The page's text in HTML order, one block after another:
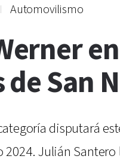
Automovilismo
de San
disputará
Julián